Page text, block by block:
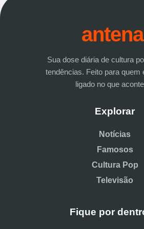
Sua dose diária de cultura
tendências. Feito para quem
ligado no que
Explorar
Notícias
Famosos
Cultura Pop
Televisão
Fique por